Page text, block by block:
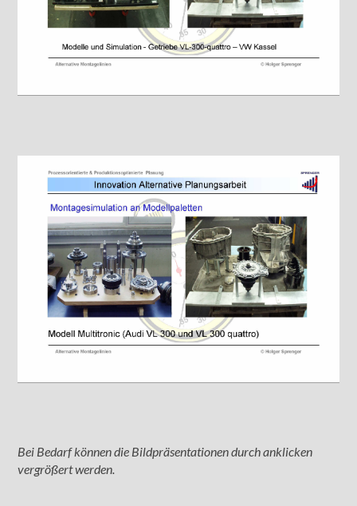
Bei Bedarf können die Bildpräsentationen durch anklicken
vergrößert werden.